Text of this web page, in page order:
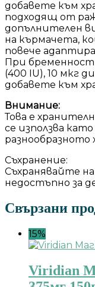
добавете към
подходящ от
допълнителен
на кърмачета,
повече
При бременност
(400 IU), 10 мкг
добавете към
Внимание:
Това е
се използва
разнообразното
Съхранение:
Съхранявайте
недостъпно за
Свързани
15%
Viridian